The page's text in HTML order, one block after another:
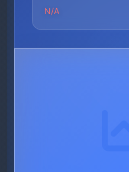
N/A